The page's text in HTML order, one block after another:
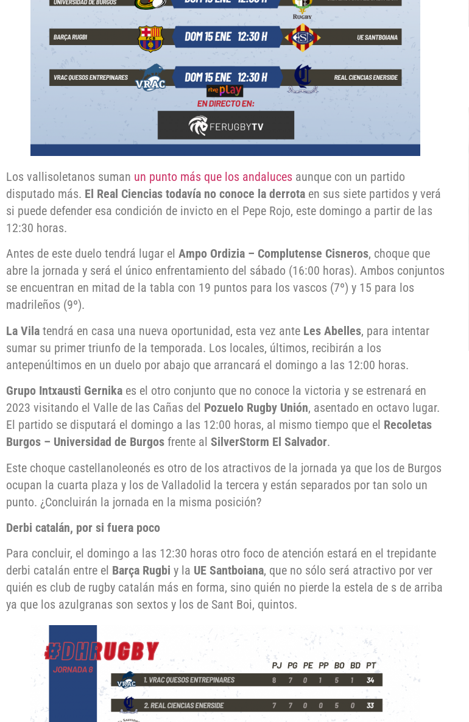
Los vallisoletanos suman un punto más que los andaluces aunque con un partido
disputado más. El Real Ciencias todavía no conoce la derrota en sus siete partidos y verá
si puede defender esa condición de invicto en el Pepe Rojo, este domingo a partir de las
12:30 horas.
Antes de este duelo tendrá lugar el Ampo Ordizia – Complutense Cisneros, choque que
abre la jornada y será el único enfrentamiento del sábado (16:00 horas). Ambos conjuntos
se encuentran en mitad de la tabla con 19 puntos para los vascos (7º) y 15 para los
madrileños (9º).
La Vila tendrá en casa una nueva oportunidad, esta vez ante Les Abelles, para intentar
sumar su primer triunfo de la temporada. Los locales, últimos, recibirán a los
antepenúltimos en un duelo por abajo que arrancará el domingo a las 12:00 horas.
Grupo Intxausti Gernika es el otro conjunto que no conoce la victoria y se estrenará en
2023 visitando el Valle de las Cañas del Pozuelo Rugby Unión, asentado en octavo lugar.
El partido se disputará el domingo a las 12:00 horas, al mismo tiempo que el Recoletas
Burgos – Universidad de Burgos frente al SilverStorm El Salvador.
Este choque castellanoleonés es otro de los atractivos de la jornada ya que los de Burgos
ocupan la cuarta plaza y los de Valladolid la tercera y están separados por tan solo un
punto. ¿Concluirán la jornada en la misma posición?
Derbi catalán, por si fuera poco
Para concluir, el domingo a las 12:30 horas otro foco de atención estará en el trepidante
derbi catalán entre el Barça Rugbi y la UE Santboiana, que no sólo será atractivo por ver
quién es club de rugby catalán más en forma, sino quién no pierde la estela de s de arriba
ya que los azulgranas son sextos y los de Sant Boi, quintos.